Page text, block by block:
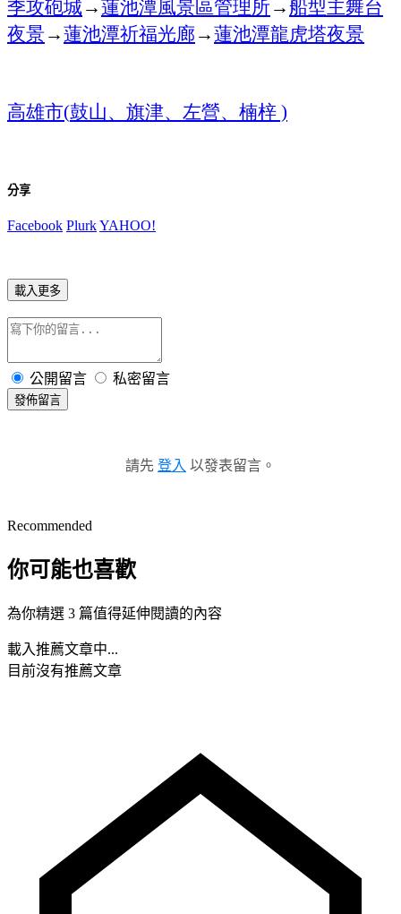
季攻砲城→蓮池潭風景區管理所→船型主舞台
夜景→蓮池潭祈福光廊→蓮池潭龍虎塔夜景
高雄市(鼓山、旗津、左營、楠梓 )
分享
Facebook PlurkYAHOO!
載入更多
公開留言 私密留言
發佈留言
請先 登入 以發表留言。
Recommended
你可能也喜歡
為你精選 3 篇值得延伸閱讀的內容
載入推薦文章中...
目前沒有推薦文章